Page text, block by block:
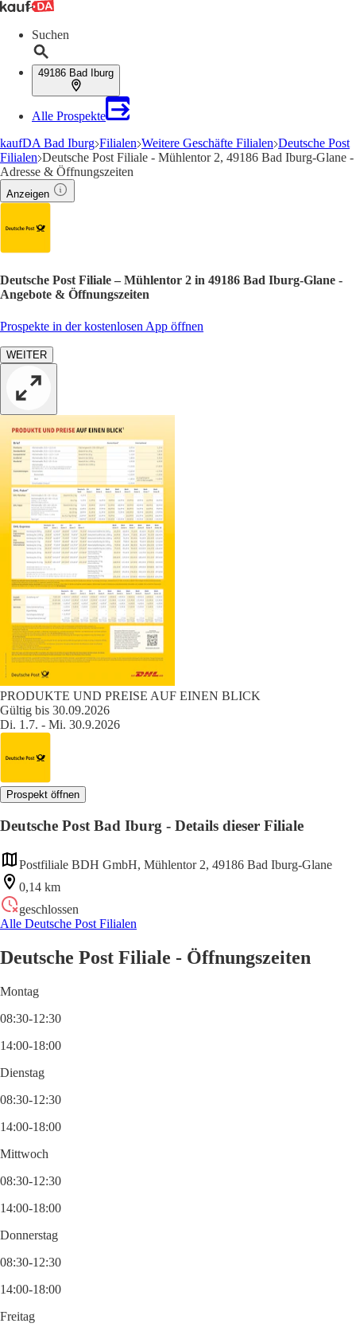
Suchen
49186 Bad Iburg
Alle Prospekte
kaufDA Bad Iburg Filialen Weitere Geschäfte Filialen Deutsche Post
Filialen Deutsche Post Filiale - Mühlentor 2, 49186 Bad Iburg-Glane -
Adresse & Öffnungszeiten
Anzeigen
Deutsche Post Filiale – Mühlentor 2 in 49186 Bad Iburg-Glane -
Angebote & Öffnungszeiten
Prospekte in der kostenlosen App öffnen
WEITER
PRODUKTE UND PREISE AUF EINEN BLICK
Gültig bis 30.09.2026
Di. 1.7. - Mi. 30.9.2026
Prospekt öffnen
Deutsche Post Bad Iburg - Details dieser Filiale
Postfiliale BDH GmbH, Mühlentor 2, 49186 Bad Iburg-Glane
0,14 km
geschlossen
Alle Deutsche Post Filialen
Deutsche Post Filiale - Öffnungszeiten
Montag
08:30-12:30
14:00-18:00
Dienstag
08:30-12:30
14:00-18:00
Mittwoch
08:30-12:30
14:00-18:00
Donnerstag
08:30-12:30
14:00-18:00
Freitag